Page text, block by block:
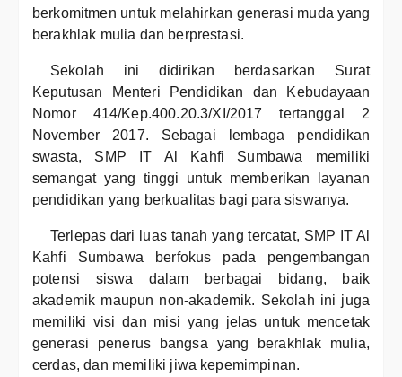
berkomitmen untuk melahirkan generasi muda yang
berakhlak mulia dan berprestasi.
Sekolah ini didirikan berdasarkan Surat
Keputusan Menteri Pendidikan dan Kebudayaan
Nomor 414/Kep.400.20.3/XI/2017 tertanggal 2
November 2017. Sebagai lembaga pendidikan
swasta, SMP IT Al Kahfi Sumbawa memiliki
semangat yang tinggi untuk memberikan layanan
pendidikan yang berkualitas bagi para siswanya.
Terlepas dari luas tanah yang tercatat, SMP IT Al
Kahfi Sumbawa berfokus pada pengembangan
potensi siswa dalam berbagai bidang, baik
akademik maupun non-akademik. Sekolah ini juga
memiliki visi dan misi yang jelas untuk mencetak
generasi penerus bangsa yang berakhlak mulia,
cerdas, dan memiliki jiwa kepemimpinan.